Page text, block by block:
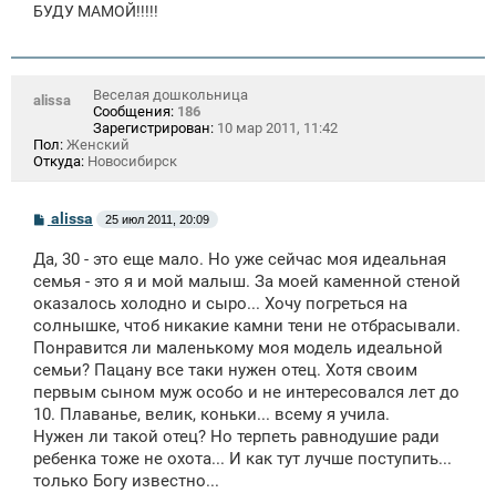
БУДУ МАМОЙ!!!!!
alissa
Веселая дошкольница
Сообщения: 186
Зарегистрирован: 10 мар 2011, 11:42
Пол: Женский
Откуда: Новосибирск
С
б
щ
н
и
alissa 25 июл 2011, 20:09
Да, 30 - это еще мало. Но уже сейчас моя идеальная
семья - это я и мой малыш. За моей каменной стеной
оказалось холодно и сыро... Хочу погреться на
солнышке, чтоб никакие камни тени не отбрасывали.
Понравится ли маленькому моя модель идеальной
семьи? Пацану все таки нужен отец. Хотя своим
первым сыном муж особо и не интересовался лет до
10. Плаванье, велик, коньки... всему я учила.
Нужен ли такой отец? Но терпеть равнодушие ради
ребенка тоже не охота... И как тут лучше поступить...
только Богу известно...